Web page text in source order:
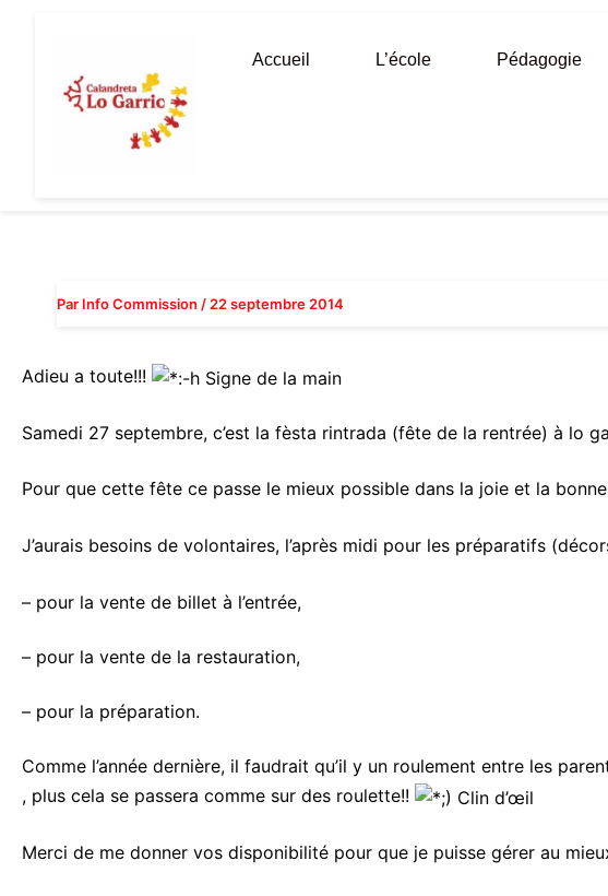
Accueil L’école Pédagogie
Par Info Commission / 22 septembre 2014
Adieu a toute!!!
Samedi 27 septembre, c’est la fèsta rintrada (fête de la rentrée) à lo
Pour que cette fête ce passe le mieux possible dans la joie et la bonne
J’aurais besoins de volontaires, l’après midi pour les préparatifs
– pour la vente de billet à l’entrée,
– pour la vente de la restauration,
– pour la préparation.
Comme l’année dernière, il faudrait qu’il y un roulement entre les
, plus cela se passera comme sur des roulette!!
Merci de me donner vos disponibilité pour que je puisse gérer au